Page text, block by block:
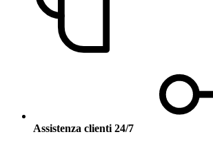
Assistenza clienti 24/7